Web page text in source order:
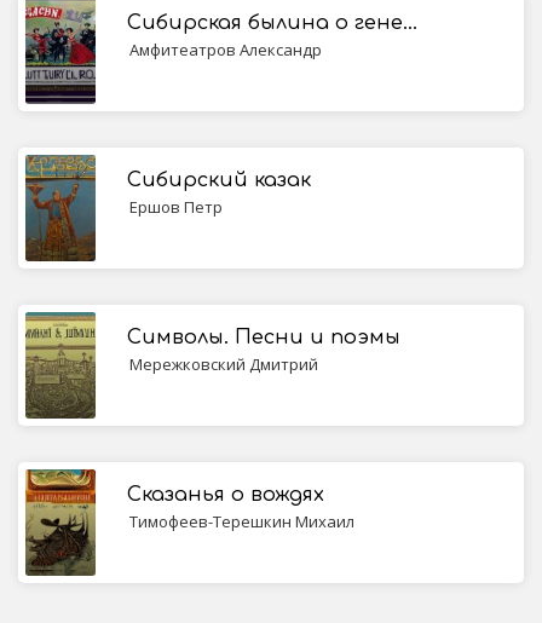
Сибирская былина о генерале Пестеле и мещанине Саламатове
Амфитеатров Александр
Сибирский казак
Ершов Петр
Символы. Песни и поэмы
Мережковский Дмитрий
Сказанья о вождях
Тимофеев-Терешкин Михаил